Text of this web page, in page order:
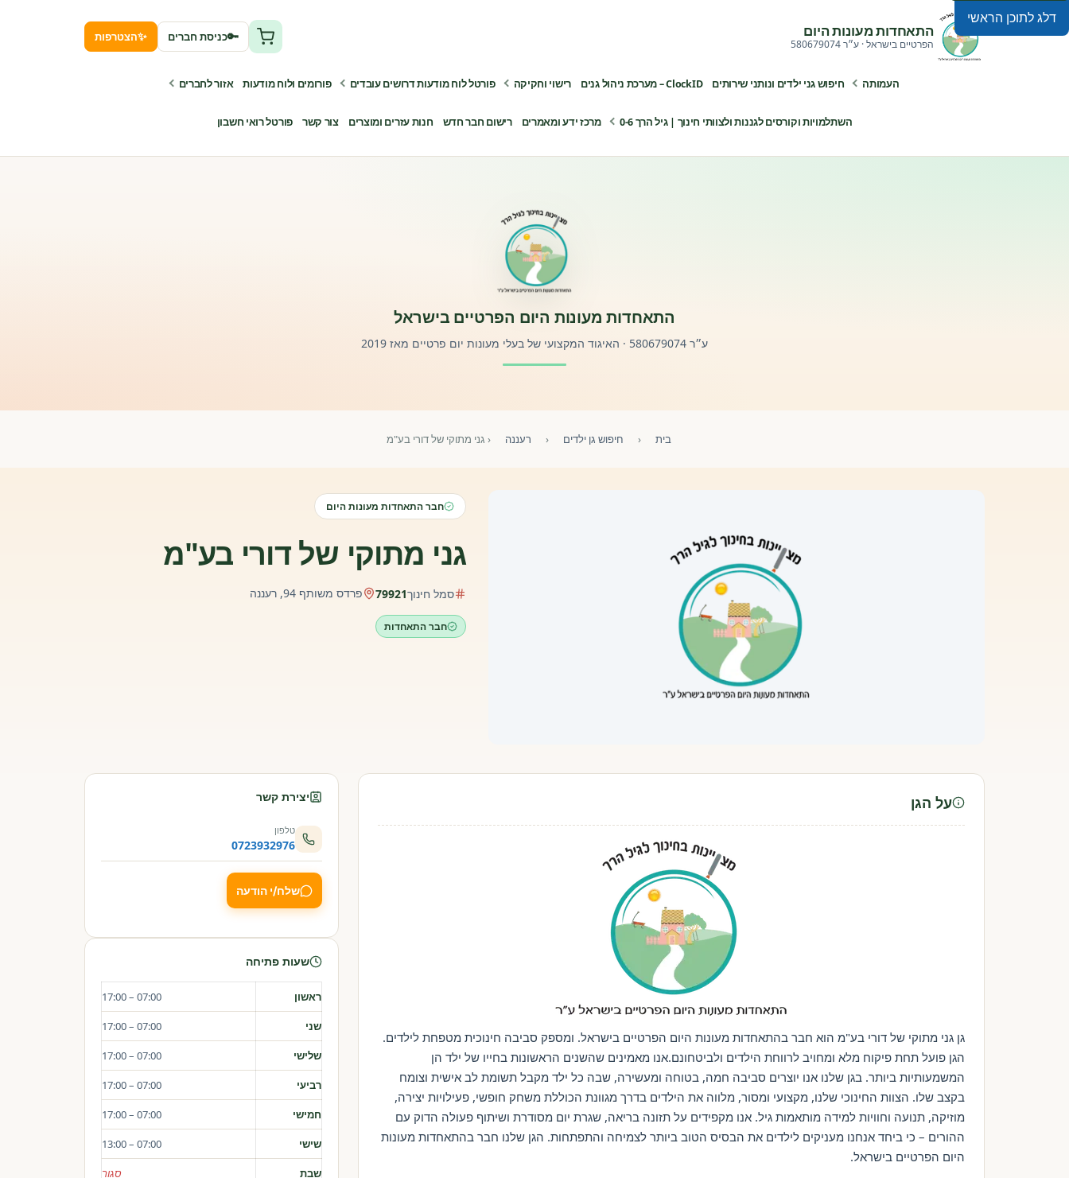
דלג לתוכן הראשי
התאחדות מעונות היום
הפרטיים בישראל · ע״ר 580679074
העמותה חיפוש גני ילדים ונותני שירותים ClockID – מערכת ניהול גנים רישוי וחקיקה פורטל לוח מודעות דרושים עובדים פורומים ולוח מודעות אזור לחברים
השתלמויות וקורסים לגננות ולצוותי חינוך | גיל הרך 0-6 מרכז ידע ומאמרים רישום חבר חדש חנות עזרים ומוצרים צור קשר פורטל רואי חשבון
🔑כניסת חברים ✨הצטרפות
התאחדות מעונות היום הפרטיים בישראל
ע״ר 580679074 · האיגוד המקצועי של בעלי מעונות יום פרטיים מאז 2019
בית ‹ חיפוש גן ילדים ‹ רעננה ‹ גני מתוקי של דורי בע"מ
חבר התאחדות מעונות היום
גני מתוקי של דורי בע"מ
סמל חינוך79921 פרדס משותף 94, רעננה
חבר התאחדות
על הגן
גן גני מתוקי של דורי בע"מ הוא חבר בהתאחדות מעונות היום הפרטיים בישראל. ומספק סביבה חינוכית מטפחת לילדים.
הגן פועל תחת פיקוח מלא ומחויב לרווחת הילדים ולביטחונם.אנו מאמינים שהשנים הראשונות בחייו של ילד הן
המשמעותיות ביותר. בגן שלנו אנו יוצרים סביבה חמה, בטוחה ומעשירה, שבה כל ילד מקבל תשומת לב אישית וצומח
בקצב שלו. הצוות החינוכי שלנו, מקצועי ומסור, מלווה את הילדים בדרך מגוונת הכוללת משחק חופשי, פעילויות יצירה,
מוזיקה, תנועה וחוויות למידה מותאמות גיל. אנו מקפידים על תזונה בריאה, שגרת יום מסודרת ושיתוף פעולה הדוק עם
ההורים – כי ביחד אנחנו מעניקים לילדים את הבסיס הטוב ביותר לצמיחה והתפתחות. הגן שלנו חבר בהתאחדות מעונות
היום הפרטיים בישראל.
יצירת קשר
טלפון
0723932976
שלח/י הודעה
שעות פתיחה
ראשון 07:00 – 17:00
שני 07:00 – 17:00
שלישי 07:00 – 17:00
רביעי 07:00 – 17:00
חמישי 07:00 – 17:00
שישי 07:00 – 13:00
שבת סגור